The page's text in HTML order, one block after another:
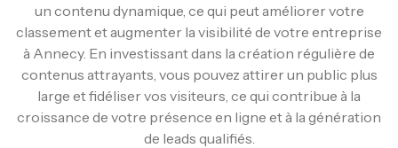
un contenu dynamique, ce qui peut améliorer votre
classement et augmenter la visibilité de votre entreprise
à Annecy. En investissant dans la création régulière de
contenus attrayants, vous pouvez attirer un public plus
large et fidéliser vos visiteurs, ce qui contribue à la
croissance de votre présence en ligne et à la génération
de leads qualifiés.